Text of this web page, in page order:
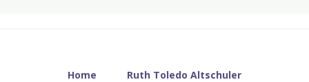
Home Ruth Toledo Altschuler